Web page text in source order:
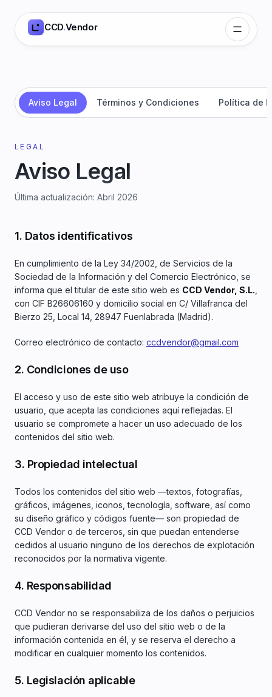
CCD.Vendor
Aviso Legal Términos y Condiciones Política de
LEGAL
Aviso Legal
Última actualización: Abril 2026
1. Datos identificativos
En cumplimiento de la Ley 34/2002, de Servicios de la
Sociedad de la Información y del Comercio Electrónico, se
informa que el titular de este sitio web es CCD Vendor, S.L.
con CIF B26606160 y domicilio social en C/ Villafranca del
Bierzo 25, Local 14, 28947 Fuenlabrada (Madrid).
Correo electrónico de contacto: ccdvendor@gmail.com
2. Condiciones de uso
El acceso y uso de este sitio web atribuye la condición de
usuario, que acepta las condiciones aquí reflejadas. El
usuario se compromete a hacer un uso adecuado de los
contenidos del sitio web.
3. Propiedad intelectual
Todos los contenidos del sitio web —textos, fotografías,
gráficos, imágenes, iconos, tecnología, software, así como
su diseño gráfico y códigos fuente— son propiedad de
CCD Vendor o de terceros, sin que puedan entenderse
cedidos al usuario ninguno de los derechos de explotación
reconocidos por la normativa vigente.
4. Responsabilidad
CCD Vendor no se responsabiliza de los daños o perjuicios
que pudieran derivarse del uso del sitio web o de la
información contenida en él, y se reserva el derecho a
modificar en cualquier momento los contenidos.
5. Legislación aplicable